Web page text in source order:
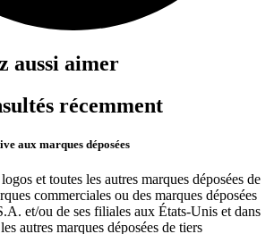
aussi aimer
récemment
aux marques déposées
et toutes les autres marques déposées de
commerciales ou des marques déposées
et/ou de ses filiales aux États-Unis et dans
autres marques déposées de tiers